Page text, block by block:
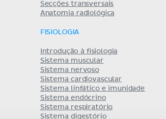
Secções transversais
Anatomia radiológica
FISIOLOGIA
Introdução à fisiologia
Sistema muscular
Sistema nervoso
Sistema cardiovascular
Sistema linfático e imunidade
Sistema endócrino
Sistema respiratório
Sistema digestório